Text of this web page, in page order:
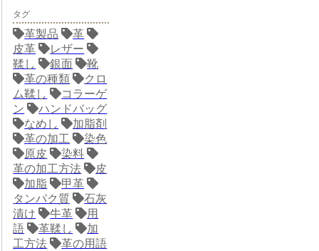
タグ
革製品
革
皮革
レザー
鞣し
銀面
靴
革の種類
クロ
ム鞣し
コラーゲ
ン
ハンドバッグ
なめし
加脂剤
革の加工
染色
原皮
染料
革の加工方法
皮
加脂
甲革
タンパク質
石灰
漬け
牛革
用
語
革鞣し
加
工方法
革の用語